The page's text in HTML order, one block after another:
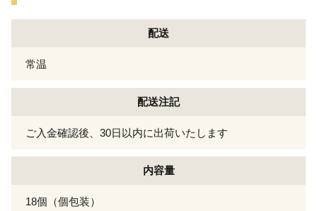
配送
常温
配送注記
ご入金確認後、30日以内に出荷いたします
内容量
18個（個包装）